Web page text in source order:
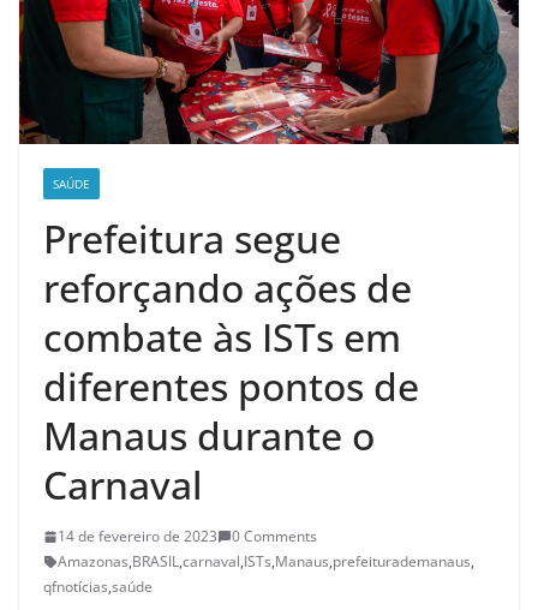
SAÚDE
Prefeitura segue
reforçando ações de
combate às ISTs em
diferentes pontos de
Manaus durante o
Carnaval
14 de fevereiro de 2023
0 Comments
Amazonas,BRASIL,carnaval,ISTs,Manaus,prefeiturademanaus,
qfnotícias,saúde